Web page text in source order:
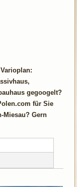
gegoogelt?
für Sie
Miesau? Gern